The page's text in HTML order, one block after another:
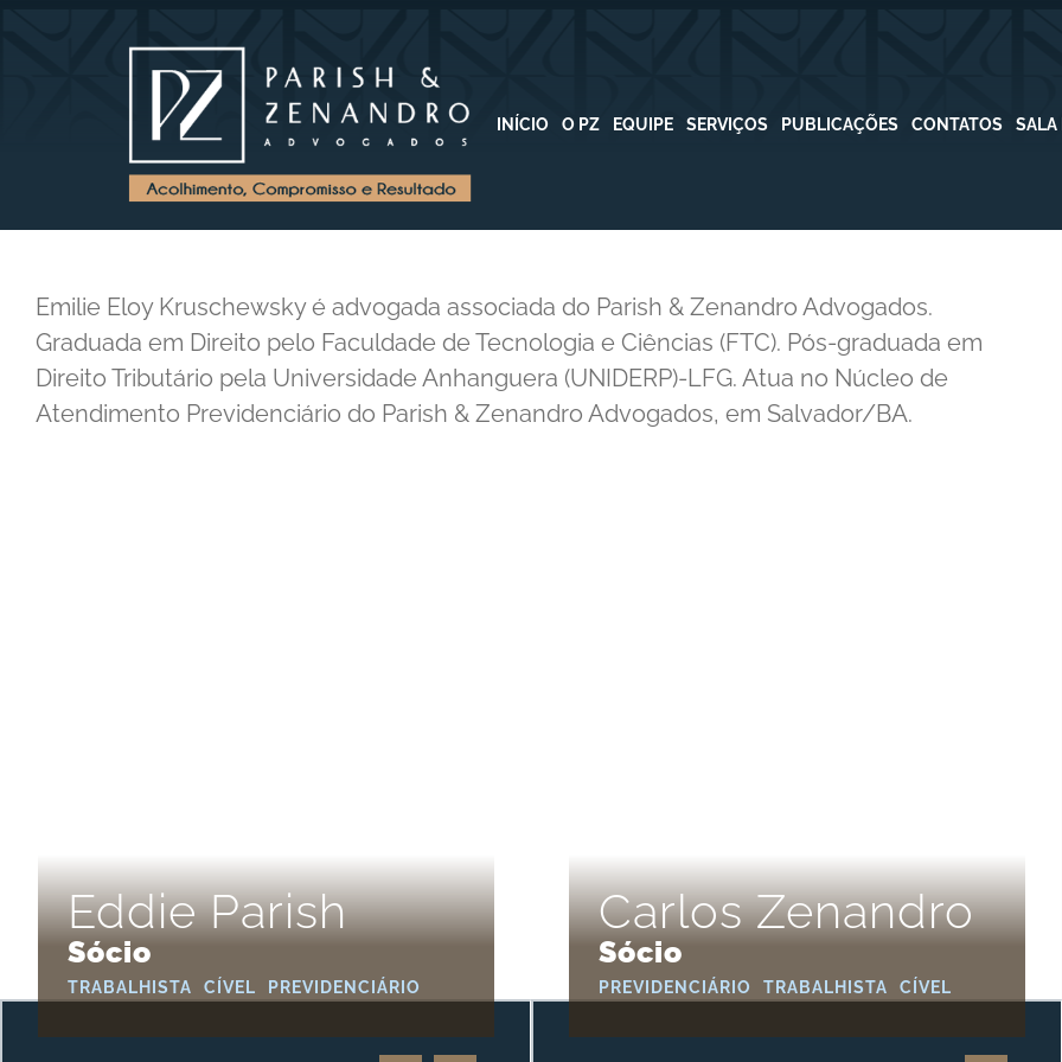
INÍCIO O PZ EQUIPE SERVIÇOS PUBLICAÇÕES CONTATOS SALA
Emilie Eloy Kruschewsky é advogada associada do Parish & Zenandro Advogados.
Graduada em Direito pelo Faculdade de Tecnologia e Ciências (FTC). Pós-graduada em
Direito Tributário pela Universidade Anhanguera (UNIDERP)-LFG. Atua no Núcleo de
Atendimento Previdenciário do Parish & Zenandro Advogados, em Salvador/BA.
Eddie Parish
Sócio
TRABALHISTA CÍVEL PREVIDENCIÁRIO
Carlos Zenandro
Sócio
PREVIDENCIÁRIO TRABALHISTA CÍVEL